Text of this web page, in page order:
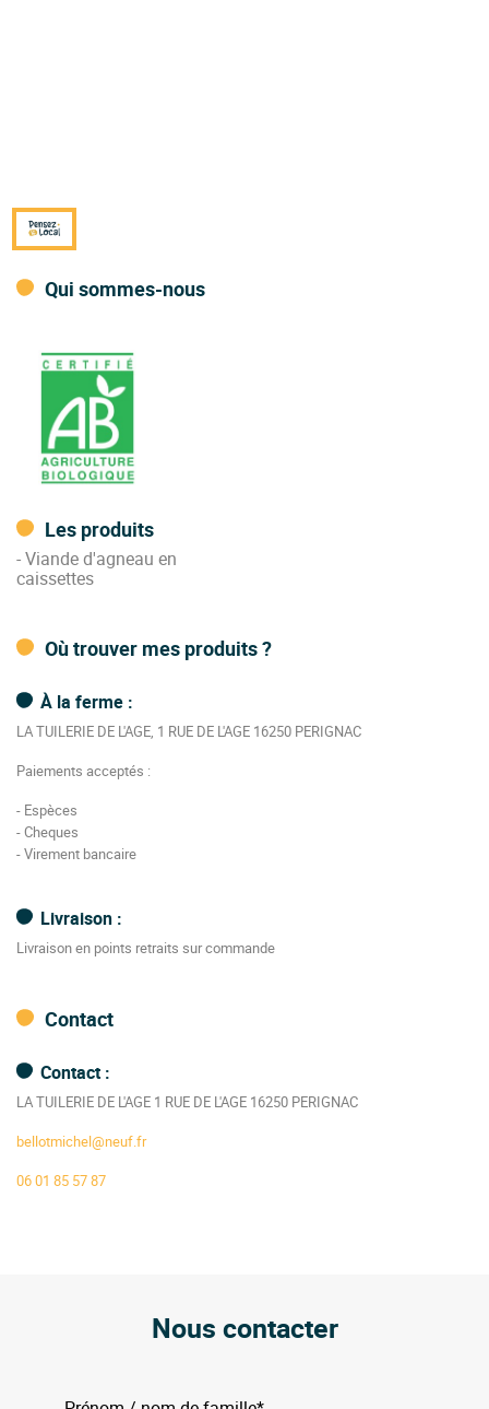
Qui sommes-nous
Les produits
- Viande d'agneau en
caissettes
Où trouver mes produits ?
À la ferme :
LA TUILERIE DE L'AGE, 1 RUE DE L'AGE 16250 PERIGNAC
Paiements acceptés :
- Espèces
- Cheques
- Virement bancaire
Livraison :
Livraison en points retraits sur commande
Contact
Contact :
LA TUILERIE DE L'AGE 1 RUE DE L'AGE 16250 PERIGNAC
bellotmichel@neuf.fr
06 01 85 57 87
Nous contacter